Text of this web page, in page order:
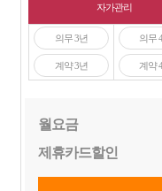
자가관리
의무 3년
계약 3년
의무
계약
월요금
제휴카드할인